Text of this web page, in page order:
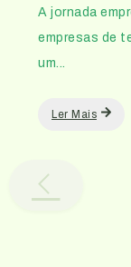
A jornada
empresas de
um...
Ler Mais